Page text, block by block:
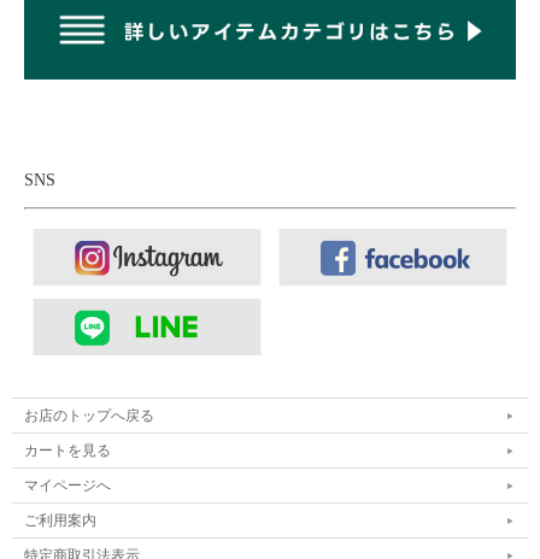
SNS
お店のトップへ戻る
カートを見る
マイページへ
ご利用案内
特定商取引法表示